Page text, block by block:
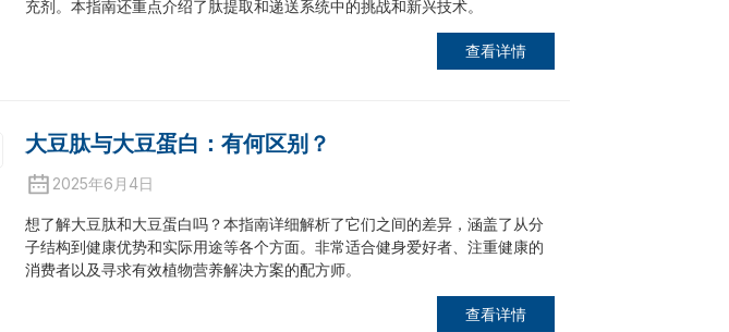
充剂。本指南还重点介绍了肽提取和递送系统中的挑战和新兴技术。
查看详情
大豆肽与大豆蛋白：有何区别？
2025年6月4日
想了解大豆肽和大豆蛋白吗？本指南详细解析了它们之间的差异，涵盖了从分
子结构到健康优势和实际用途等各个方面。非常适合健身爱好者、注重健康的
消费者以及寻求有效植物营养解决方案的配方师。
查看详情